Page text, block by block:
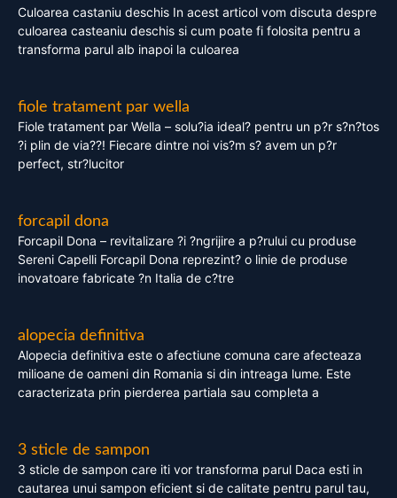
Culoarea castaniu deschis In acest articol vom discuta despre
culoarea casteaniu deschis si cum poate fi folosita pentru a
transforma parul alb inapoi la culoarea
fiole tratament par wella
Fiole tratament par Wella – solu?ia ideal? pentru un p?r s?n?tos
?i plin de via??! Fiecare dintre noi vis?m s? avem un p?r
perfect, str?lucitor
forcapil dona
Forcapil Dona – revitalizare ?i ?ngrijire a p?rului cu produse
Sereni Capelli Forcapil Dona reprezint? o linie de produse
inovatoare fabricate ?n Italia de c?tre
alopecia definitiva
Alopecia definitiva este o afectiune comuna care afecteaza
milioane de oameni din Romania si din intreaga lume. Este
caracterizata prin pierderea partiala sau completa a
3 sticle de sampon
3 sticle de sampon care iti vor transforma parul Daca esti in
cautarea unui sampon eficient si de calitate pentru parul tau,